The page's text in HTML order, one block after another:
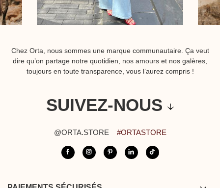
Chez Orta, nous sommes une marque communautaire. Ça veut
dire qu’on partage notre quotidien, nos amours et nos galères,
toujours en toute transparence, vous l’aurez compris !
SUIVEZ-NOUS
@ORTA.STORE #ORTASTORE